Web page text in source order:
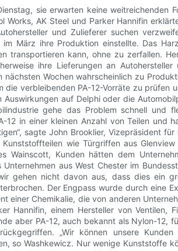
sie erwarten keine
AK Steel und Parker Hannifin
und Zulieferer suchen
März ihre Produktion einstellte. Das
transportieren kann, ohne zu zerfallen.
ihre Lieferungen an
Wochen wahrscheinlich zu
verbleibenden PA-12-Vorräte zu prüfen
auf Delphi oder die
gehe das Problem schnell und
in einer kleinen Anzahl von Teilen und
sagte John Brooklier, Vizepräsident
wie Türgriffen aus
Wainscott, Kunden hätten dem
aus West Chester im
gehen nicht davon aus, dass dies ein
Der Engpass wurde durch eine
einer Chemikalie, die von anderen
Hannifin, einem Hersteller von Ventilen,
aber PA-12, auch bekannt als Nylon-12,
„Wir können unsere
so Washkewicz. Nur wenige Kunststoffe